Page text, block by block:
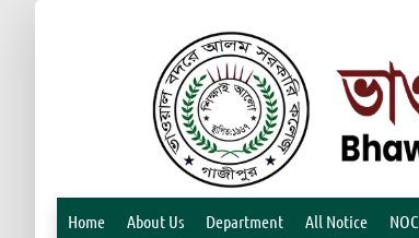
Home About Us Department All Notice NOC